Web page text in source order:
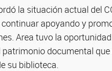
la situación actual del
apoyando y
Area tuvo la
documental
su biblioteca.